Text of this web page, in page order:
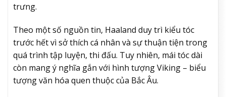
trưng.
Theo một số nguồn tin, Haaland duy trì kiểu tóc
trước hết vì sở thích cá nhân và sự thuận tiện trong
quá trình tập luyện, thi đấu. Tuy nhiên, mái tóc dài
còn mang ý nghĩa gắn với hình tượng Viking – biểu
tượng văn hóa quen thuộc của Bắc Âu.